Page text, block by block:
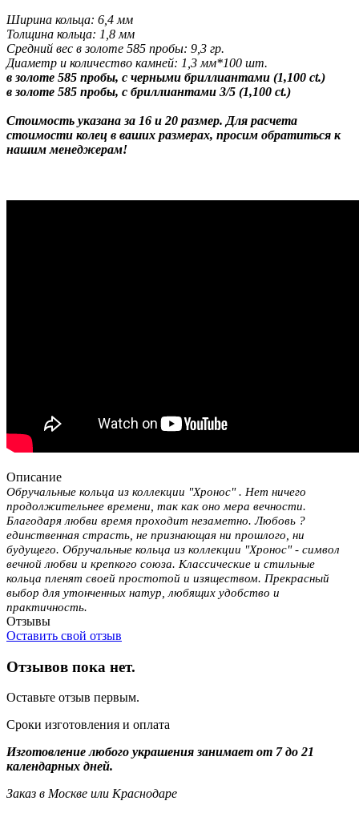
Ширина кольца: 6,4 мм
Толщина кольца: 1,8 мм
Средний вес в золоте 585 пробы: 9,3 гр.
Диаметр и количество камней: 1,3 мм*100 шт.
в золоте 585 пробы, с черными бриллиантами (1,100 ct.)
в золоте 585 пробы, с бриллиантами 3/5 (1,100 ct.)
Стоимость указана за 16 и 20 размер. Для расчета
стоимости колец в ваших размерах, просим обратиться к
нашим менеджерам!
Описание
Обручальные кольца из коллекции "Хронос" . Нет ничего
продолжительнее времени, так как оно мера вечности.
Благодаря любви время проходит незаметно. Любовь ?
единственная страсть, не признающая ни прошлого, ни
будущего. Обручальные кольца из коллекции "Хронос" - символ
вечной любви и крепкого союза. Классические и стильные
кольца пленят своей простотой и изяществом. Прекрасный
выбор для утонченных натур, любящих удобство и
практичность.
Отзывы
Оставить свой отзыв
Отзывов пока нет.
Оставьте отзыв первым.
Сроки изготовления и оплата
Изготовление любого украшения занимает от 7 до 21
календарных дней.
Заказ в Москве или Краснодаре